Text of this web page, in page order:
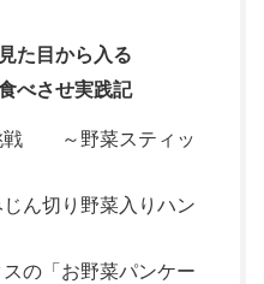
た目から入る
べさせ実践記
戦 ～野菜スティッ
ん切り野菜入りハン
の「お野菜パンケー